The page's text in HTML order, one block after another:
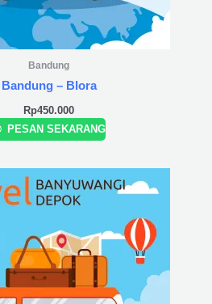
Bandung
Bandung – Blora
Rp450.000
PESAN SEKARANG